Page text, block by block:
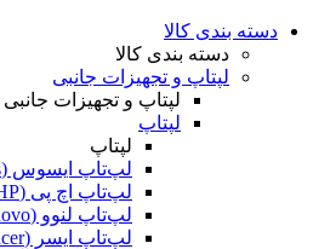
دسته بندی کالا
دسته بندی کالا
لپتاپ و تجهیزات جانبی
لپتاپ و تجهیزات جانبی
لپتاپ
لپتاپ
لپ‌تاپ ایسوس (Asus)
لپ‌تاپ اچ پی (HP)
لپ‌تاپ لنوو (Lenovo)
لپ‌تاپ ایسر (acer)